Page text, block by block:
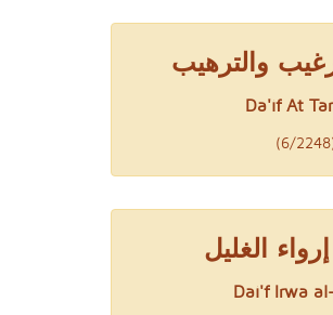
والترهيب
Da'if At
(6/
الغليل
Dai'f Irwa